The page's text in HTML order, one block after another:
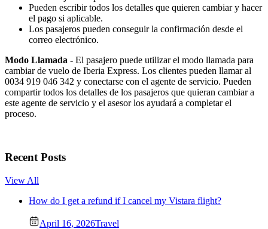
Pueden escribir todos los detalles que quieren cambiar y hacer
el pago si aplicable.
Los pasajeros pueden conseguir la confirmación desde el
correo electrónico.
Modo Llamada - El pasajero puede utilizar el modo llamada para
cambiar de vuelo de Iberia Express. Los clientes pueden llamar al
0034 919 046 342 y conectarse con el agente de servicio. Pueden
compartir todos los detalles de los pasajeros que quieran cambiar a
este agente de servicio y el asesor los ayudará a completar el
proceso.
Recent Posts
View All
How do I get a refund if I cancel my Vistara flight?
April 16, 2026Travel